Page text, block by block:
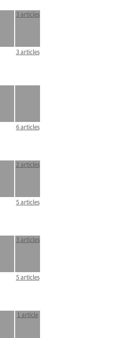
3 articles
3 articles
6 articles
2 articles
5 articles
3 articles
5 articles
1 article